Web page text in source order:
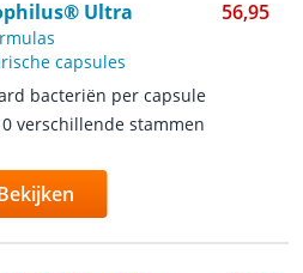
Ultra 56,95
capsules
bacteriën per capsule
verschillende stammen